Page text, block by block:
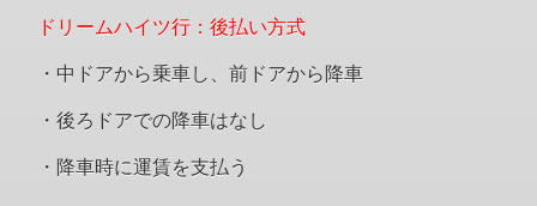
ドリームハイツ行：後払い方式
・中ドアから乗車し、前ドアから降車
・後ろドアでの降車はなし
・降車時に運賃を支払う